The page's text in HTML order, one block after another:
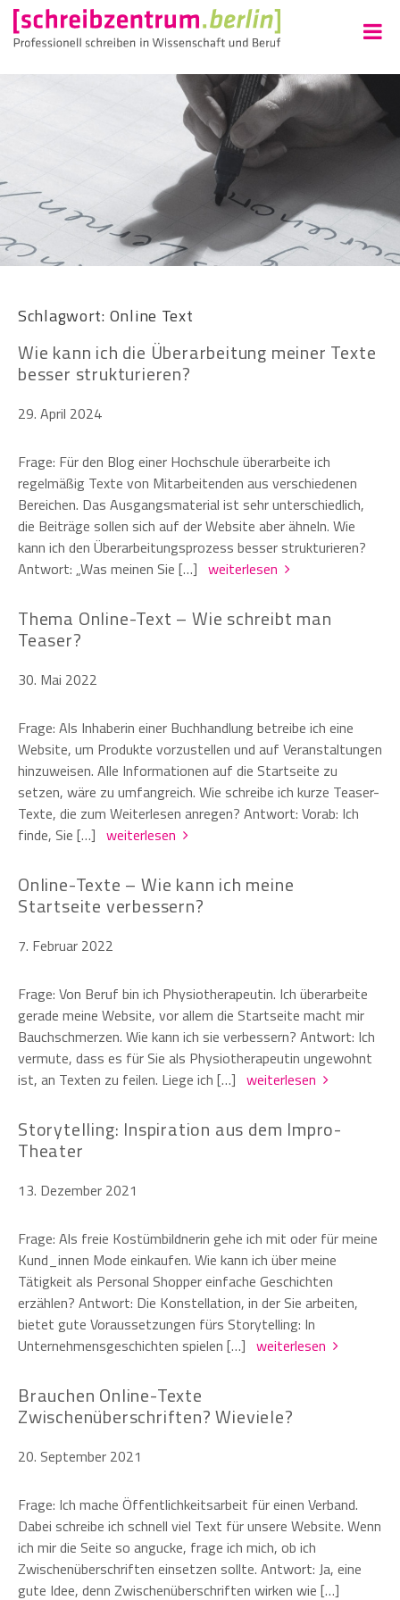
Schlagwort: Online Text
Wie kann ich die Überarbeitung meiner Texte
besser strukturieren?
29. April 2024
Frage: Für den Blog einer Hochschule überarbeite ich
regelmäßig Texte von Mitarbeitenden aus verschiedenen
Bereichen. Das Ausgangsmaterial ist sehr unterschiedlich,
die Beiträge sollen sich auf der Website aber ähneln. Wie
kann ich den Überarbeitungsprozess besser strukturieren?
Antwort: „Was meinen Sie […] weiterlesen
Thema Online-Text – Wie schreibt man
Teaser?
30. Mai 2022
Frage: Als Inhaberin einer Buchhandlung betreibe ich eine
Website, um Produkte vorzustellen und auf Veranstaltungen
hinzuweisen. Alle Informationen auf die Startseite zu
setzen, wäre zu umfangreich. Wie schreibe ich kurze Teaser-
Texte, die zum Weiterlesen anregen? Antwort: Vorab: Ich
finde, Sie […] weiterlesen
Online-Texte – Wie kann ich meine
Startseite verbessern?
7. Februar 2022
Frage: Von Beruf bin ich Physiotherapeutin. Ich überarbeite
gerade meine Website, vor allem die Startseite macht mir
Bauchschmerzen. Wie kann ich sie verbessern? Antwort: Ich
vermute, dass es für Sie als Physiotherapeutin ungewohnt
ist, an Texten zu feilen. Liege ich […] weiterlesen
Storytelling: Inspiration aus dem Impro-
Theater
13. Dezember 2021
Frage: Als freie Kostümbildnerin gehe ich mit oder für meine
Kund_innen Mode einkaufen. Wie kann ich über meine
Tätigkeit als Personal Shopper einfache Geschichten
erzählen? Antwort: Die Konstellation, in der Sie arbeiten,
bietet gute Voraussetzungen fürs Storytelling: In
Unternehmensgeschichten spielen […] weiterlesen
Brauchen Online-Texte
Zwischenüberschriften? Wieviele?
20. September 2021
Frage: Ich mache Öffentlichkeitsarbeit für einen Verband.
Dabei schreibe ich schnell viel Text für unsere Website. Wenn
ich mir die Seite so angucke, frage ich mich, ob ich
Zwischenüberschriften einsetzen sollte. Antwort: Ja, eine
gute Idee, denn Zwischenüberschriften wirken wie […]